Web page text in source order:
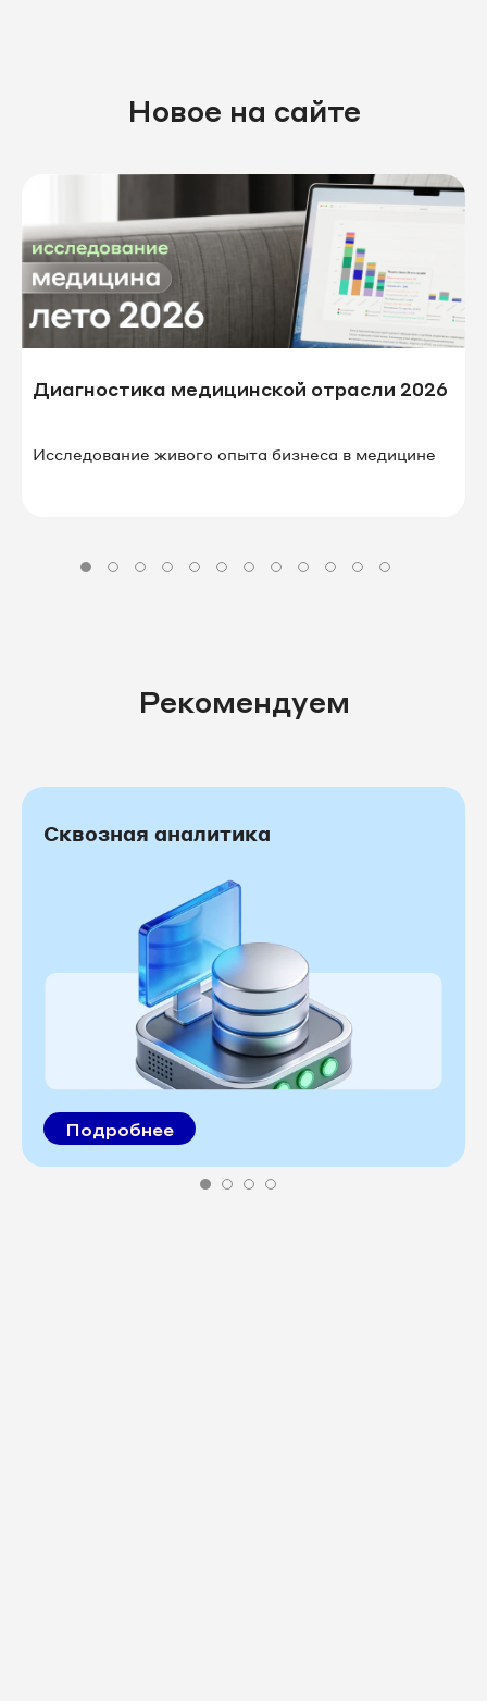
Новое на сайте
Диагностика медицинской отрасли 2026
Исследование живого опыта бизнеса в⁠ ⁠медицине
Рекомендуем
Сквозная аналитика
Подробнее